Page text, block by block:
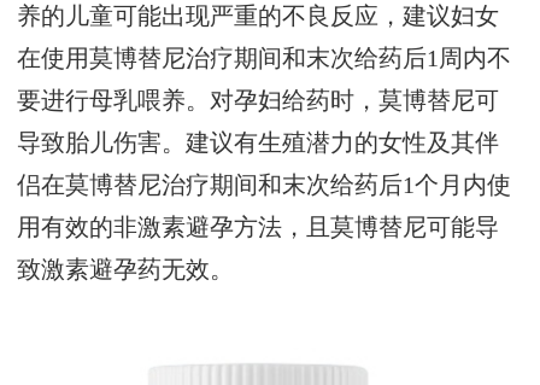
养的儿童可能出现严重的不良反应，建议妇女
在使用莫博替尼治疗期间和末次给药后1周内不
要进行母乳喂养。对孕妇给药时，莫博替尼可
导致胎儿伤害。建议有生殖潜力的女性及其伴
侣在莫博替尼治疗期间和末次给药后1个月内使
用有效的非激素避孕方法，且莫博替尼可能导
致激素避孕药无效。